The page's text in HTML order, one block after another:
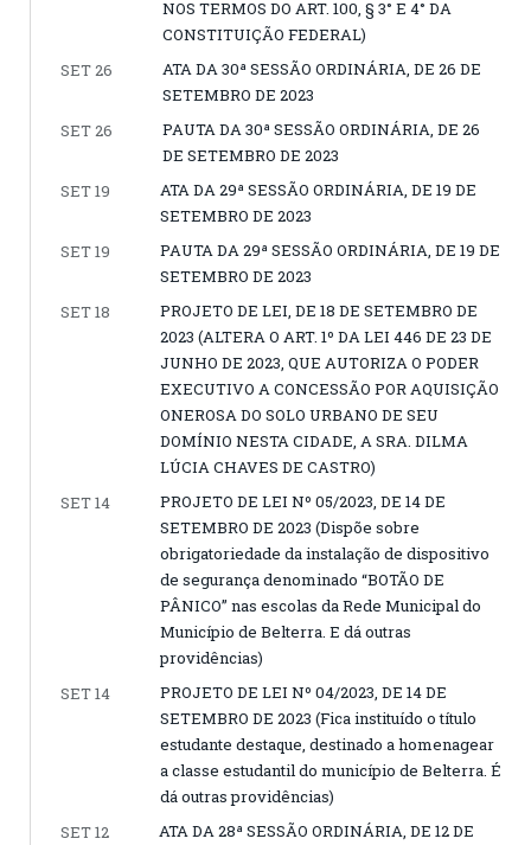
NOS TERMOS DO ART. 100, § 3° E 4° DA
CONSTITUIÇÃO FEDERAL)
SET 26
ATA DA 30ª SESSÃO ORDINÁRIA, DE 26 DE
SETEMBRO DE 2023
SET 26
PAUTA DA 30ª SESSÃO ORDINÁRIA, DE 26
DE SETEMBRO DE 2023
SET 19
ATA DA 29ª SESSÃO ORDINÁRIA, DE 19 DE
SETEMBRO DE 2023
SET 19
PAUTA DA 29ª SESSÃO ORDINÁRIA, DE 19 DE
SETEMBRO DE 2023
SET 18
PROJETO DE LEI, DE 18 DE SETEMBRO DE
2023 (ALTERA O ART. 1º DA LEI 446 DE 23 DE
JUNHO DE 2023, QUE AUTORIZA O PODER
EXECUTIVO A CONCESSÃO POR AQUISIÇÃO
ONEROSA DO SOLO URBANO DE SEU
DOMÍNIO NESTA CIDADE, A SRA. DILMA
LÚCIA CHAVES DE CASTRO)
SET 14
PROJETO DE LEI Nº 05/2023, DE 14 DE
SETEMBRO DE 2023 (Dispõe sobre
obrigatoriedade da instalação de dispositivo
de segurança denominado “BOTÃO DE
PÂNICO” nas escolas da Rede Municipal do
Município de Belterra. E dá outras
providências)
SET 14
PROJETO DE LEI Nº 04/2023, DE 14 DE
SETEMBRO DE 2023 (Fica instituído o título
estudante destaque, destinado a homenagear
a classe estudantil do município de Belterra. É
dá outras providências)
SET 12
ATA DA 28ª SESSÃO ORDINÁRIA, DE 12 DE